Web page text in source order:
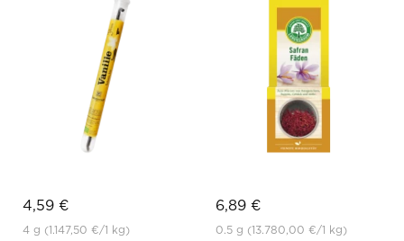
4,59 €
4 g (1.147,50 €/1 kg)
6,89 €
0.5 g (13.780,00 €/1 kg)